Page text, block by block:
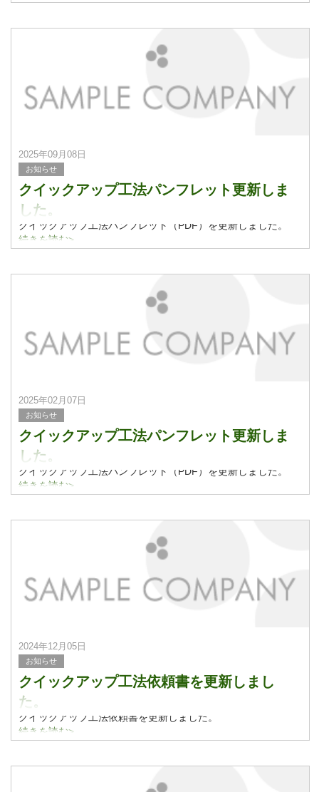
2025年09月08日
お知らせ
クイックアップ工法パンフレット更新しま
した。
クイックアップ工法パンフレット（PDF）を更新しました。
続きを読む>
2025年02月07日
お知らせ
クイックアップ工法パンフレット更新しま
した。
クイックアップ工法パンフレット（PDF）を更新しました。
続きを読む>
2024年12月05日
お知らせ
クイックアップ工法依頼書を更新しまし
た。
クイックアップ工法依頼書を更新しました。
続きを読む>